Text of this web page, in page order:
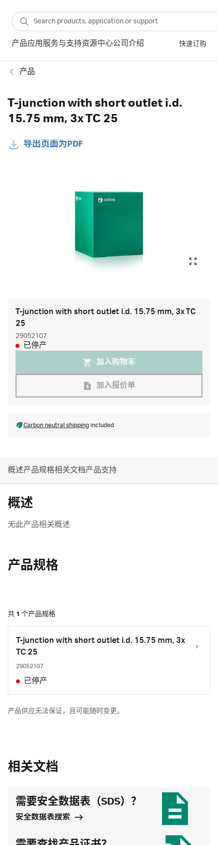
产品应用 服务与支持资源中心公司介绍 快速订购
产品
T-junction with short outlet i.d.
15.75 mm, 3x TC 25
导出页面为PDF
T-junction with short outlet i.d. 15.75 mm, 3x TC
25
29052107
已停产
加入购物⻋
加入报价单
Carbon neutral shipping included
概述产品规格相关文档产品支持
概述
无此产品相关概述
产品规格
共 1 个产品规格
T-junction with short outlet i.d. 15.75 mm, 3x
TC 25
29052107
已停产
产品供应无法保证，且可能随时变更。
相关文档
需要安全数据表（SDS）？
安全数据表搜索